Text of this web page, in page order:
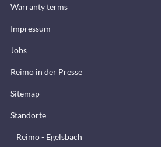
Warranty terms
Impressum
Jobs
Reimo in der Presse
Sitemap
Standorte
Reimo - Egelsbach